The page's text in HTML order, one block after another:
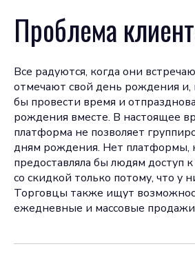
Проблема
Все радуются, когда они
отмечают свой день рождения и,
бы провести время и
рождения вместе. В настоящее
платформа не позволяет
дням рождения. Нет платформы,
предоставляла бы людям доступ
со скидкой только потому, что у
Торговцы также ищут
ежедневные и массовые